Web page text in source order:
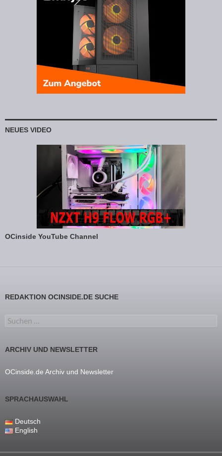
NEUES VIDEO
OCinside YouTube Channel
REDAKTION OCINSIDE.DE SUCHE
Suchen nach:
ARCHIV UND NEWSLETTER
OCinside.de Archiv und Newsletter
SPRACHAUSWAHL
Deutsch
English